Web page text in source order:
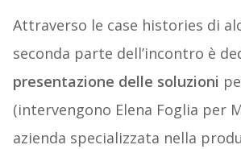
Attraverso le case histories di
seconda parte dell’incontro è
presentazione delle soluzioni
(intervengono Elena Foglia per
azienda specializzata nella